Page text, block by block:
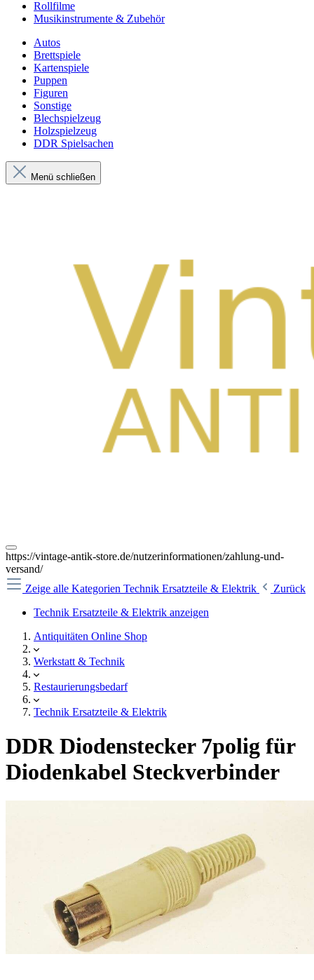
Rollfilme
Musikinstrumente & Zubehör
Autos
Brettspiele
Kartenspiele
Puppen
Figuren
Sonstige
Blechspielzeug
Holzspielzeug
DDR Spielsachen
Menü schließen
https://vintage-antik-store.de/nutzerinformationen/zahlung-und-
versand/
Zeige alle Kategorien Technik Ersatzteile & Elektrik
Zurück
Technik Ersatzteile & Elektrik anzeigen
Antiquitäten Online Shop
Werkstatt & Technik
Restaurierungsbedarf
Technik Ersatzteile & Elektrik
DDR Diodenstecker 7polig für
Diodenkabel Steckverbinder